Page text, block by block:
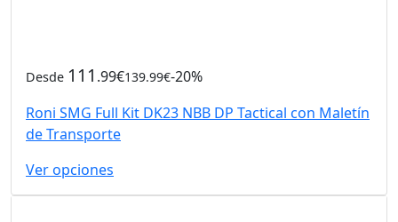
Desde 111 .99€139.99€-20%
Roni SMG Full Kit DK23 NBB DP Tactical con Maletín
de Transporte
Ver opciones